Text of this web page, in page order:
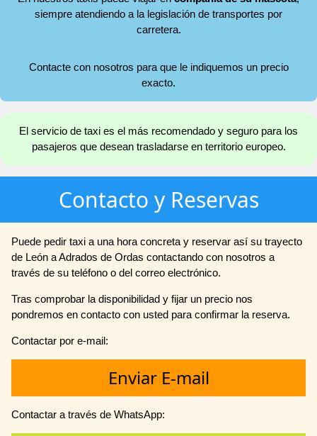
siempre atendiendo a la legislación de transportes por
carretera.
Contacte con nosotros para que le indiquemos un precio
exacto.
El servicio de taxi es el más recomendado y seguro para los
pasajeros que desean trasladarse en territorio europeo.
Contacto y Reservas
Puede pedir taxi a una hora concreta y reservar así su trayecto
de León a Adrados de Ordas contactando con nosotros a
través de su teléfono o del correo electrónico.
Tras comprobar la disponibilidad y fijar un precio nos
pondremos en contacto con usted para confirmar la reserva.
Contactar por e-mail:
Enviar E-mail
Contactar a través de WhatsApp: